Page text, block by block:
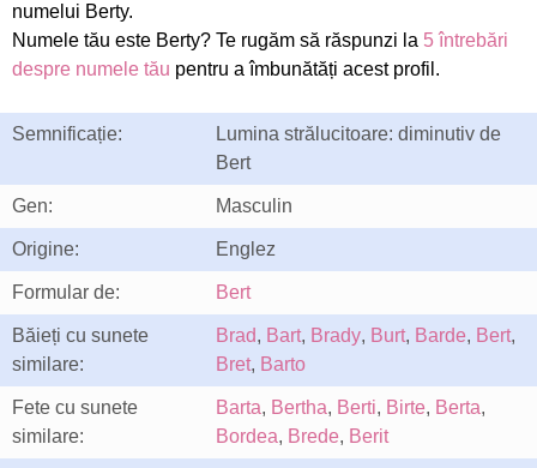
numelui Berty.
Numele tău este Berty? Te rugăm să răspunzi la 5 întrebări
despre numele tău pentru a îmbunătăți acest profil.
Semnificație:
Lumina strălucitoare: diminutiv de
Bert
Gen: Masculin
Origine: Englez
Formular de: Bert
Băieți cu sunete
similare:
Brad, Bart, Brady, Burt, Barde, Bert,
Bret, Barto
Fete cu sunete
similare:
Barta, Bertha, Berti, Birte, Berta,
Bordea, Brede, Berit